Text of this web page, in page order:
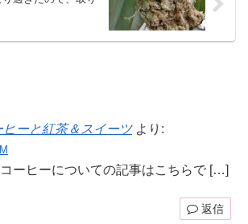
ーと紅茶＆スイーツ より:
ーヒーについての記事はこちらで […]
返信